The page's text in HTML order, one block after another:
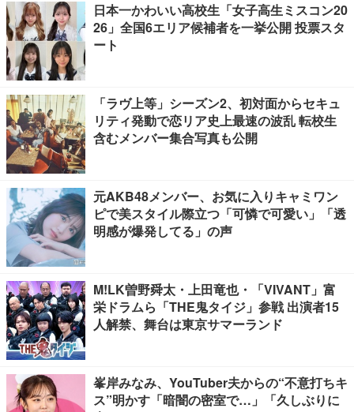
日本一かわいい高校生「女子高生ミスコン20
26」全国6エリア候補者を一挙公開 投票スタ
ート
「ラヴ上等」シーズン2、初対面からセキュ
リティ発動で恋リア史上最速の波乱 転校生
含むメンバー集合写真も公開
元AKB48メンバー、お気に入りキャミワン
ピで美スタイル際立つ「可憐で可愛い」「透
明感が爆発してる」の声
M!LK曽野舜太・上田竜也・「VIVANT」富
栄ドラムら「THE鬼タイジ」参戦 出演者15
人解禁、舞台は東京サマーランド
峯岸みなみ、YouTuber夫からの“不意打ちキ
ス”明かす「暗闇の密室で…」「久しぶりに